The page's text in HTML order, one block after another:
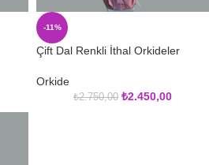
-11%
Çift Dal Renkli İthal Orkideler
Orkide
₺2.750,00 ₺2.450,00